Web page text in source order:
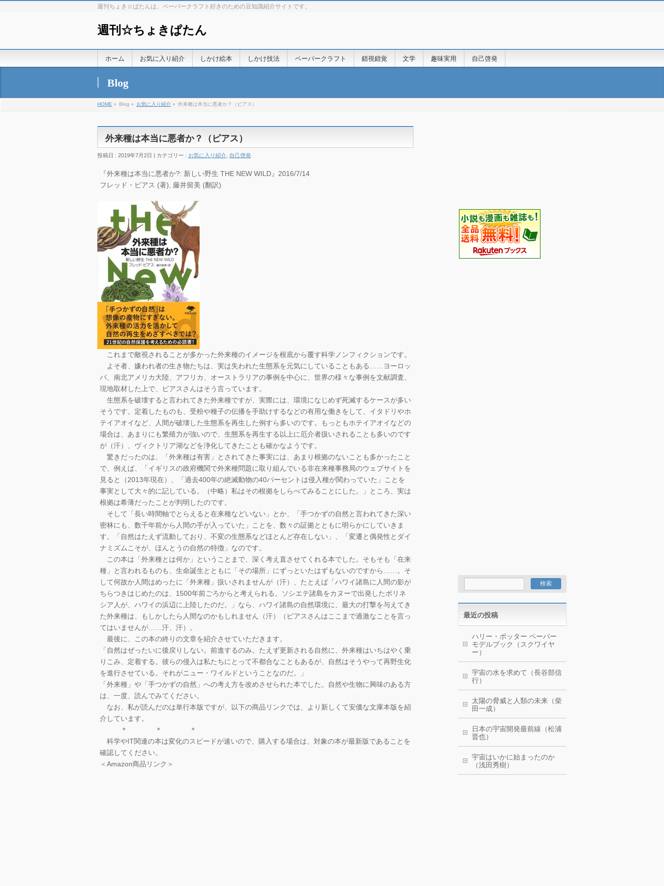
週刊ちょき☆ぱたんは、ペーパークラフト好きのための豆知識紹介サイトです。
週刊☆ちょきぱたん
ホーム お気に入り紹介 しかけ絵本 しかけ技法 ペーパークラフト 錯視錯覚 文学 趣味実用 自己啓発
Blog
HOME » Blog » お気に入り紹介 » 外来種は本当に悪者か？（ピアス）
外来種は本当に悪者か？（ピアス）
投稿日 : 2019年7月2日 | カテゴリー : お気に入り紹介 自己啓発
『外来種は本当に悪者か?: 新しい野生 THE NEW WILD』2016/7/14
フレッド・ピアス (著), 藤井留美 (翻訳)
これまで敵視されることが多かった外来種のイメージを根底から覆す科学ノンフィクションです。
よそ者、嫌われ者の生き物たちは、実は失われた生態系を元気にしていることもある……ヨーロッ
パ、南北アメリカ大陸、アフリカ、オーストラリアの事例を中心に、世界の様々な事例を文献調査、
現地取材した上で、ピアスさんはそう言っています。
生態系を破壊すると言われてきた外来種ですが、実際には、環境になじめず死滅するケースが多い
そうです。定着したものも、受粉や種子の伝播を手助けするなどの有用な働きをして、イタドリやホ
テイアオイなど、人間が破壊した生態系を再生した例すら多いのです。もっともホテイアオイなどの
場合は、あまりにも繁殖力が強いので、生態系を再生する以上に厄介者扱いされることも多いのです
が（汗）、ヴィクトリア湖などを浄化してきたことも確かなようです。
驚きだったのは、「外来種は有害」とされてきた事実には、あまり根拠のないことも多かったこと
で、例えば、「イギリスの政府機関で外来種問題に取り組んでいる非在来種事務局のウェブサイトを
見ると（2013年現在）、「過去400年の絶滅動物の40パーセントは侵入種が関わっていた」ことを
事実として大々的に記している。（中略）私はその根拠をしらべてみることにした。」ところ、実は
根拠は希薄だったことが判明したのです。
そして「長い時間軸でとらえると在来種などいない」とか、「手つかずの自然と言われてきた深い
密林にも、数千年前から人間の手が入っていた」ことを、数々の証拠とともに明らかにしていきま
す。「自然はたえず流動しており、不変の生態系などほとんど存在しない」、「変遷と偶発性とダイ
ナミズムこそが、ほんとうの自然の特徴」なのです。
この本は「外来種とは何か」ということまで、深く考え直させてくれる本でした。そもそも「在来
種」と言われるものも、生命誕生とともに「その場所」にずっといたはずもないのですから……。そ
して何故か人間はめったに「外来種」扱いされませんが（汗）、たとえば「ハワイ諸島に人間の影が
ちらつきはじめたのは、1500年前ごろからと考えられる。ソシエテ諸島をカヌーで出発したポリネ
シア人が、ハワイの浜辺に上陸したのだ。」なら、ハワイ諸島の自然環境に、最大の打撃を与えてき
た外来種は、もしかしたら人間なのかもしれません（汗）（ピアスさんはここまで過激なことを言っ
てはいませんが……汗、汗）。
最後に、この本の終りの文章を紹介させていただきます。
「自然はぜったいに後戻りしない。前進するのみ。たえず更新される自然に、外来種はいちはやく乗
りこみ、定着する。彼らの侵入は私たちにとって不都合なこともあるが、自然はそうやって再野生化
を進行させている。それがニュー・ワイルドということなのだ。」
「外来種」や「手つかずの自然」への考え方を改めさせられた本でした。自然や生物に興味のある方
は、一度、読んでみてください。
なお、私が読んだのは単行本版ですが、以下の商品リンクでは、より新しくて安価な文庫本版を紹
介しています。
＊ ＊ ＊
科学やIT関連の本は変化のスピードが速いので、購入する場合は、対象の本が最新版であることを
確認してください。
＜Amazon商品リンク＞
最近の投稿
ハリー・ポッター ペーパー
モデルブック（スクワイヤ
ー）
宇宙の水を求めて（長谷部信
行）
太陽の脅威と人類の未来（柴
田一成）
日本の宇宙開発最前線（松浦
晋也）
宇宙はいかに始まったのか
（浅田秀樹）